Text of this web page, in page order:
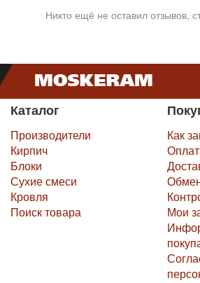
Никто ещё не оставил отзывов,
Каталог
Производители
Кирпич
Блоки
Сухие смеси
Кровля
Поиск товара
Как
Мои